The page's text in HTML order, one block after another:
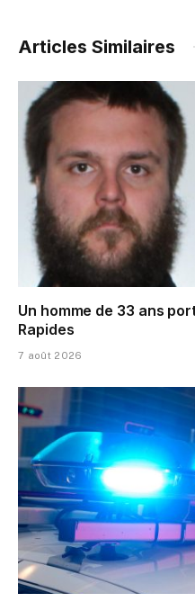
Articles Similaires
Un homme de 33 ans
Rapides
7 août 2026